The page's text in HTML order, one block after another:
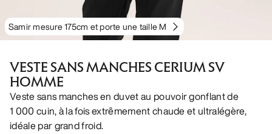
Samir mesure 175cm et porte une taille M
VESTE SANS MANCHES CERIUM SV
HOMME
Veste sans manches en duvet au pouvoir gonflant de
1 000 cuin, à la fois extrêmement chaude et ultralégère,
idéale par grand froid.